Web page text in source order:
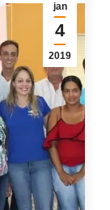
jan
4
2019